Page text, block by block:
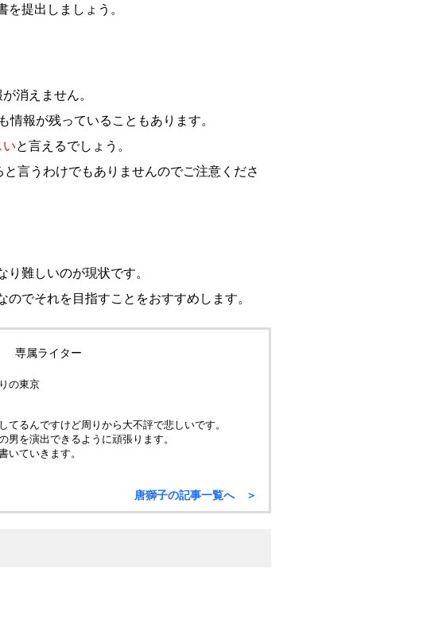
提出しましょう。
消えません。
報が残っていることもあります。
いと言えるでしょう。
言うわけでもありませんのでご注意くださ
難しいのが現状です。
でそれを目指すことをおすすめします。
専属ライター
の東京
てるんですけど周りから大不評で悲しいです。
男を演出できるように頑張ります。
いていきます。
唐獅子の記事一覧へ ＞